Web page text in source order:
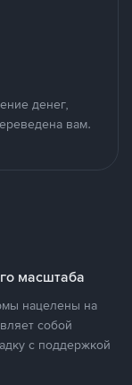
денег,
вам.
масштаба
нацелены на
собой
с поддержкой